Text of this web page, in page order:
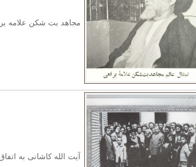
مجاهد بت شکن علامه
آیت الله کاشانی به